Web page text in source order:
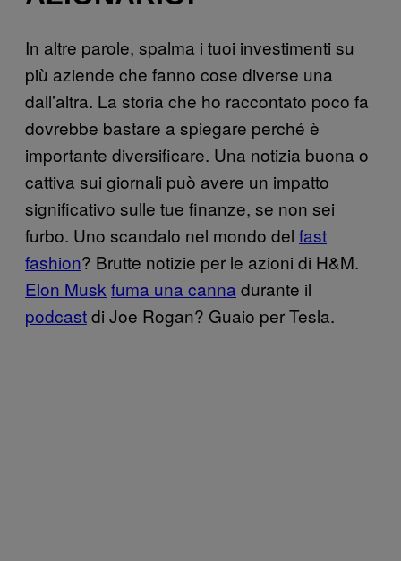
In altre parole, spalma i tuoi investimenti su
più aziende che fanno cose diverse una
dall’altra. La storia che ho raccontato poco fa
dovrebbe bastare a spiegare perché è
importante diversificare. Una notizia buona o
cattiva sui giornali può avere un impatto
significativo sulle tue finanze, se non sei
furbo. Uno scandalo nel mondo del fast
fashion? Brutte notizie per le azioni di H&M.
Elon Musk fuma una canna durante il
podcastdi Joe Rogan? Guaio per Tesla.